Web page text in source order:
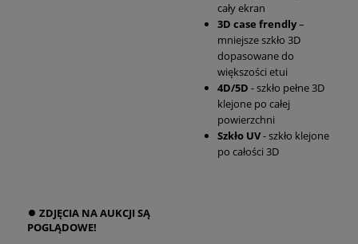
cały ekran
3D case frendly–
mniejsze szkło 3D
dopasowane do
większości etui
4D/5D - szkło pełne 3D
klejone po całej
powierzchni
Szkło UV- szkło klejone
po całości 3D
⏺ ZDJĘCIA NA AUKCJI SĄ
POGLĄDOWE!